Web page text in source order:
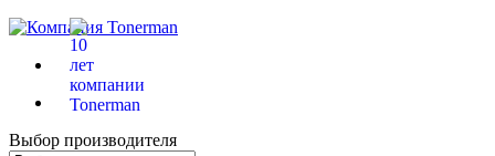
Выбор производителя